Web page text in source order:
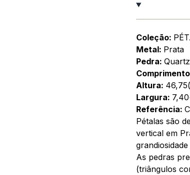
Coleção:
Metal: Prata
Pedra:
Altura:
Largura:
Referência:
Pétalas são
vertical em
As pedras
(triângulos